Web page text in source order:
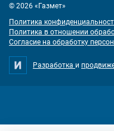
© 2026 «Газмет»
Политика
Политика в отношении
Согласие на обработку
Разработка и